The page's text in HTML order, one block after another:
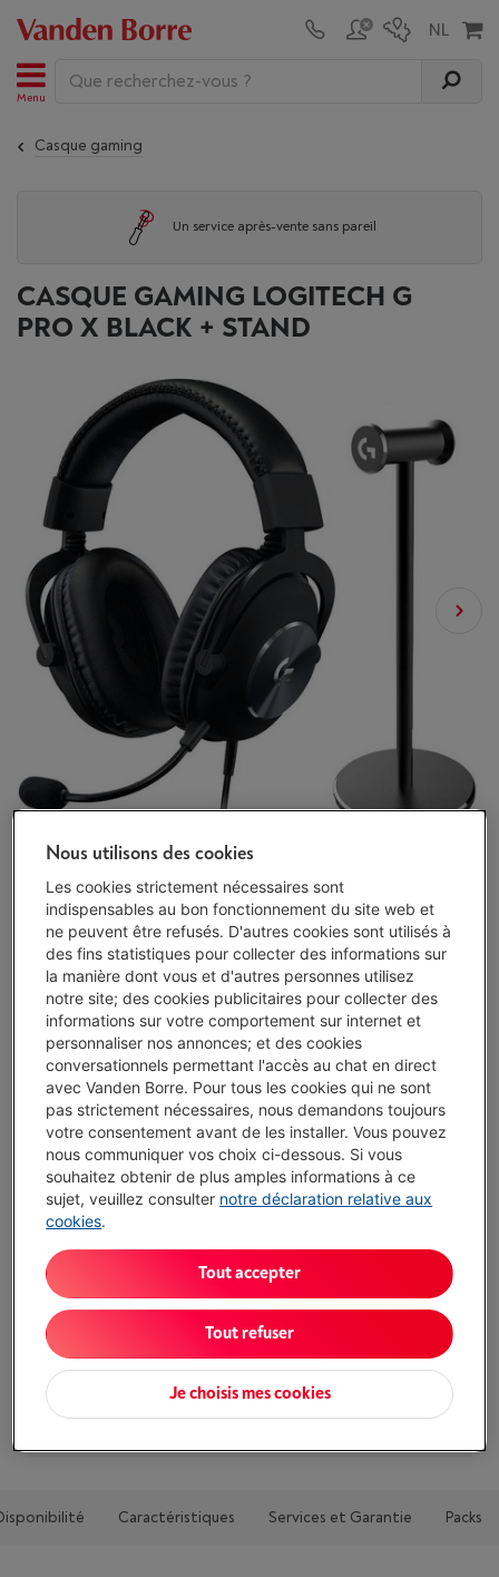
Menu
Casque gaming
Un service après-vente sans pareil
CASQUE GAMING LOGITECH G
PRO X BLACK + STAND
Disponible à partir du mar. 18 août -Voir le stock
€ 99,99
Oupayer par mois- Simulation
Attention, emprunter de l'argent coûte aussi de l'argent.
J'achète
Comparer
Caractéristiques
Son: Surround
Autonomie batterie max.: Pas d'application
Afficher toutes les caractéristiques
Caractéristiques Services et Garantie Packs
Nous utilisons des cookies
Les cookies strictement nécessaires sont
indispensables au bon fonctionnement du site web et
ne peuvent être refusés. D'autres cookies sont utilisés à
des fins statistiques pour collecter des informations sur
la manière dont vous et d'autres personnes utilisez
notre site; des cookies publicitaires pour collecter des
informations sur votre comportement sur internet et
personnaliser nos annonces; et des cookies
conversationnels permettant l'accès au chat en direct
avec Vanden Borre. Pour tous les cookies qui ne sont
pas strictement nécessaires, nous demandons toujours
votre consentement avant de les installer. Vous pouvez
nous communiquer vos choix ci-dessous. Si vous
souhaitez obtenir de plus amples informations à ce
sujet, veuillez consulter notre déclaration relative aux
cookies.
Je choisis mes cookies
Tout refuser
Tout accepter